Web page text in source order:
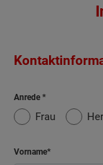
Anrede
Frau
Vorname